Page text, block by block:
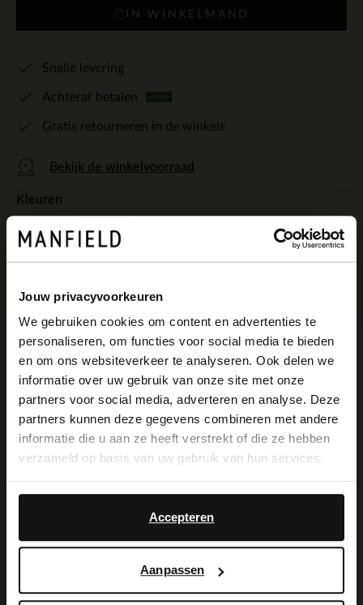
Jouw privacyvoorkeuren
We gebruiken cookies om content en advertenties te
personaliseren, om functies voor social media te bieden
en om ons websiteverkeer te analyseren. Ook delen we
informatie over uw gebruik van onze site met onze
partners voor social media, adverteren en analyse. Deze
partners kunnen deze gegevens combineren met andere
informatie die u aan ze heeft verstrekt of die ze hebben
verzameld op basis van uw gebruik van hun services.
Accepteren
Aanpassen
IN WINKELMAND
Snelle levering
Achteraf betalen
Gratis retourneren in de winkels
Bekijk de winkelvoorraad
Kleuren
Beige parelketting van de Gabriela X
Manfield collectie. De ketting voegt
warmte en elegantie toe aan iedere outfit.
Een tijdloos accessoire dat perfect
aansluit bij de zachte zomertinten van de
×
View this website in English?
It looks like your language isn't Dutch. Would
you like to switch to English?
English